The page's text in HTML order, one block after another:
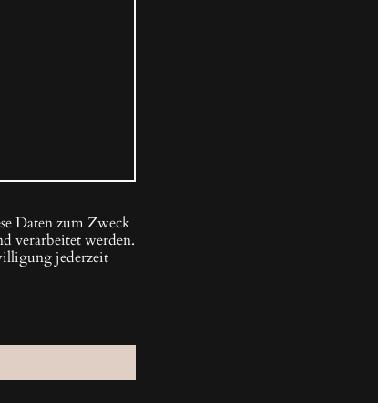
Daten zum Zweck
verarbeitet werden.
jederzeit